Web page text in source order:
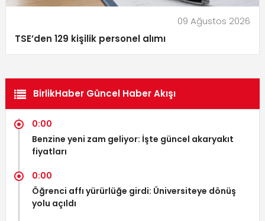
09 Ağustos 2026
TSE’den 129 kişilik personel alımı
BirlikHaber Güncel Haber Akışı
0:00
Benzine yeni zam geliyor: İşte güncel akaryakıt
fiyatları
0:00
Öğrenci affı yürürlüğe girdi: Üniversiteye dönüş
yolu açıldı